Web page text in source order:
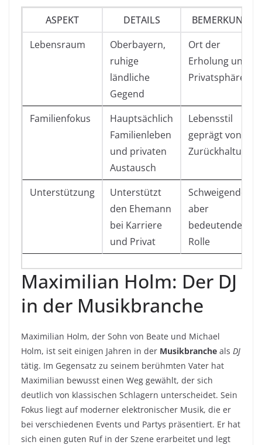
ASPEKT DETAILS
BEMERKUNG
Lebensraum
Oberbayern,
ruhige
ländliche
Gegend
Ort der
Erholung und
Privatsphäre
Familienfokus
Hauptsächlich
Familienleben
und privaten
Austausch
Lebensstil
geprägt von
Zurückhaltung
Unterstützung
Unterstützt
den Ehemann
bei Karriere
und Privat
Schweigende,
aber
bedeutende
Rolle
Maximilian Holm: Der DJ
in der Musikbranche
Maximilian Holm, der Sohn von Beate und Michael
Holm, ist seit einigen Jahren in der Musikbranche als DJ
tätig. Im Gegensatz zu seinem berühmten Vater hat
Maximilian bewusst einen Weg gewählt, der sich
deutlich von klassischen Schlagern unterscheidet. Sein
Fokus liegt auf moderner elektronischer Musik, die er
bei verschiedenen Events und Partys präsentiert. Er hat
sich einen guten Ruf in der Szene erarbeitet und legt